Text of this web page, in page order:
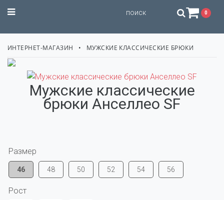
STILISSIMO 0
ИНТЕРНЕТ-МАГАЗИН МУЖСКИЕ КЛАССИЧЕСКИЕ БРЮКИ
Мужские классические
брюки Анселлео SF
Размер
46 48 50 52 54 56
Рост